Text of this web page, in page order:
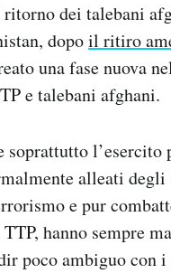
dei talebani
dopoil ritiro
una fase nuova
e talebani afghani.
soprattutto l’esercito
alleati
e pur
hanno sempre
poco ambiguo con